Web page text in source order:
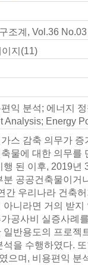
조계, Vol.36
지(11)
익 분석; 에너지
Analysis; Energy
스 감축 의무가
물에 대한 의무를
된 이후, 2019년
분 공공건축물이거
간 우리나라 건축
아니라면 거의 받
공사비 실증사례
일반용도의 프로젝
석을 수행하였다.
으며, 비용편익 분